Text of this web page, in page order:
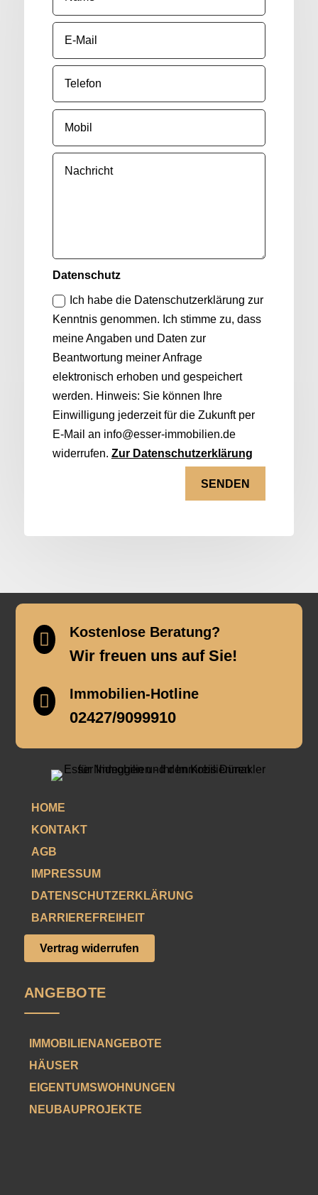
Datenschutz
Ich habe die Datenschutzerklärung zur
Kenntnis genommen. Ich stimme zu, dass
meine Angaben und Daten zur
Beantwortung meiner Anfrage
elektronisch erhoben und gespeichert
werden. Hinweis: Sie können Ihre
Einwilligung jederzeit für die Zukunft per
E-Mail an info@esser-immobilien.de
widerrufen. Zur Datenschutzerklärung
SENDEN
 Kostenlose Beratung?
Wir freuen uns auf Sie!
 Immobilien-Hotline
02427/9099910
HOME
KONTAKT
AGB
IMPRESSUM
DATENSCHUTZERKLÄRUNG
BARRIEREFREIHEIT
Vertrag widerrufen
ANGEBOTE
IMMOBILIENANGEBOTE
HÄUSER
EIGENTUMSWOHNUNGEN
NEUBAUPROJEKTE